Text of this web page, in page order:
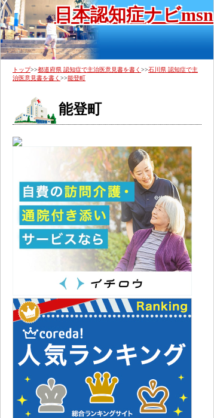
日本認知症ナビmsn
トップ>>都道府県 認知症で主治医意見書を書く >>石川県 認知症で主
治医意見書を書く >>能登町
能登町